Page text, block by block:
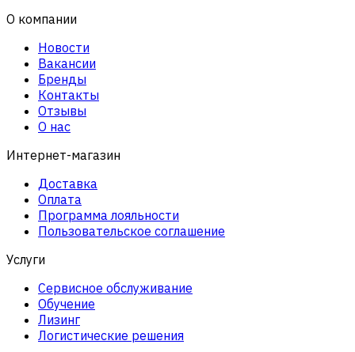
О компании
Новости
Вакансии
Бренды
Контакты
Отзывы
О нас
Интернет-магазин
Доставка
Оплата
Программа лояльности
Пользовательское соглашение
Услуги
Сервисное обслуживание
Обучение
Лизинг
Логистические решения